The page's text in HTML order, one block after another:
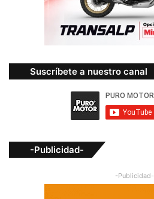
Suscríbete a nuestro canal
-Publicidad-
-Publicidad-